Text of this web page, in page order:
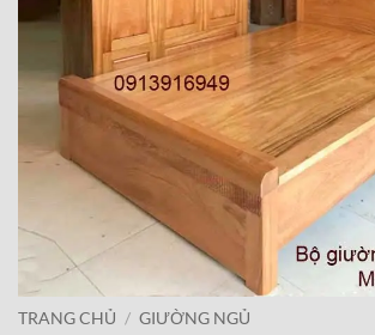
TRANG CHỦ / GIƯỜNG NGỦ